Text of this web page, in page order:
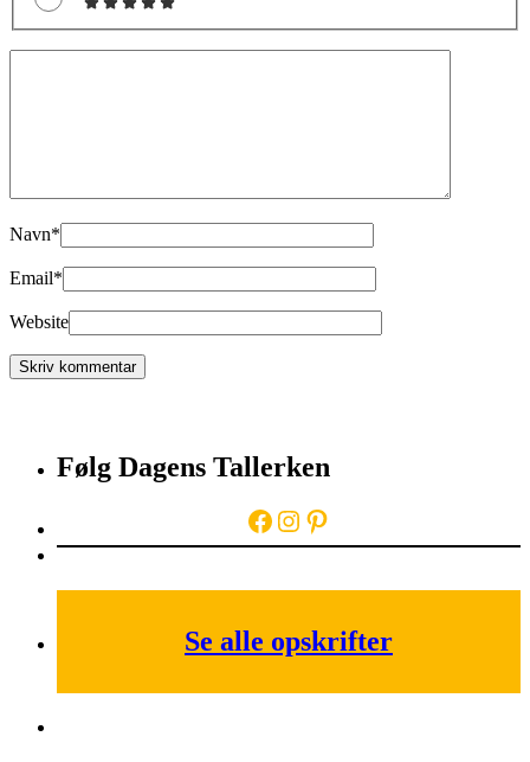
Navn*
Email*
Website
Følg Dagens Tallerken
Facebook
Instagram
Pinterest
Se alle opskrifter